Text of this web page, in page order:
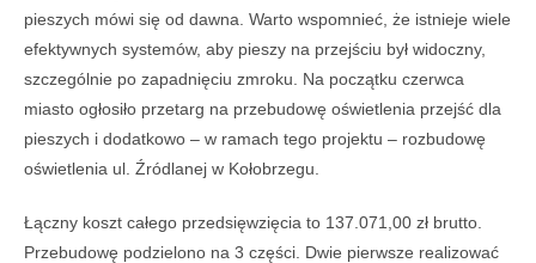
pieszych mówi się od dawna. Warto wspomnieć, że istnieje wiele
efektywnych systemów, aby pieszy na przejściu był widoczny,
szczególnie po zapadnięciu zmroku. Na początku czerwca
miasto ogłosiło przetarg na przebudowę oświetlenia przejść dla
pieszych i dodatkowo – w ramach tego projektu – rozbudowę
oświetlenia ul. Źródlanej w Kołobrzegu.
Łączny koszt całego przedsięwzięcia to 137.071,00 zł brutto.
Przebudowę podzielono na 3 części. Dwie pierwsze realizować